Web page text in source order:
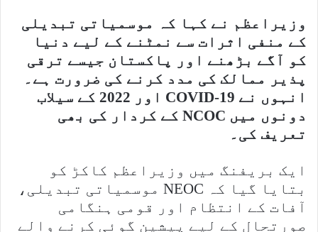
وزیراعظم نے کہا کہ موسمیاتی تبدیلی
کے منفی اثرات سے نمٹنے کے لیے دنیا
کو آگے بڑھنے اور پاکستان جیسے ترقی
پذیر ممالک کی مدد کرنے کی ضرورت ہے۔
انہوں نے COVID-19 اور 2022 کے سیلاب
دونوں میں NCOC کے کردار کی بھی
تعریف کی۔
ایک بریفنگ میں وزیراعظم کاکڑ کو
بتایا گیا کہ NEOC موسمیاتی تبدیلی،
آفات کے انتظام اور قومی ہنگامی
صورتحال کے لیے پیشین گوئی کرنے والے